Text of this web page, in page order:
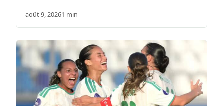
août 9, 20261 min